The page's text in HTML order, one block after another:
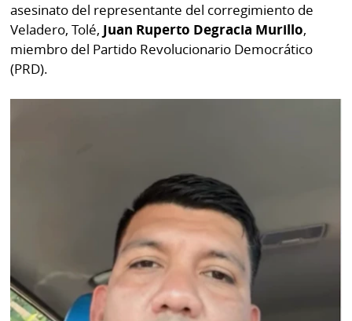
asesinato del representante del corregimiento de
Veladero, Tolé, Juan Ruperto Degracia Murillo,
miembro del Partido Revolucionario Democrático
(PRD).